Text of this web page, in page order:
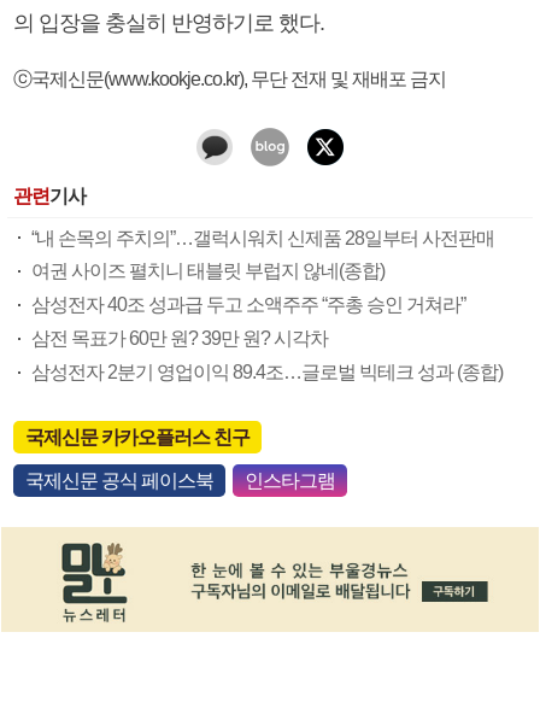
의 입장을 충실히 반영하기로 했다.
ⓒ국제신문(www.kookje.co.kr), 무단 전재 및 재배포 금지
관련기사
“내 손목의 주치의”…갤럭시워치 신제품 28일부터 사전판매
여권 사이즈 펼치니 태블릿 부럽지 않네(종합)
삼성전자 40조 성과급 두고 소액주주 “주총 승인 거쳐라”
삼전 목표가 60만 원? 39만 원? 시각차
삼성전자 2분기 영업이익 89.4조…글로벌 빅테크 성과 (종합)
국제신문 카카오플러스 친구
국제신문 공식 페이스북 인스타그램